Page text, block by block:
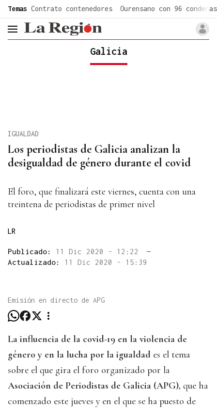
Temas Contrato contenedores Ourensano con 96 condenas
header.menu.open
Galicia
Los periodistas de Galicia analizan la
desigualdad de género durante el covid
IGUALDAD
El foro, que finalizará este viernes, cuenta con una
treintena de periodistas de primer nivel
LR
Publicado: 11 Dic 2020 - 12:22
—
Actualizado: 11 Dic 2020 - 15:39
Emisión en directo de APG
La influencia de la covid-19 en la violencia de
género y en la lucha por la igualdad es el tema
sobre el que gira el foro organizado por la
Asociación de Periodistas de Galicia (APG), que ha
comenzado este jueves y en el que se ha puesto de